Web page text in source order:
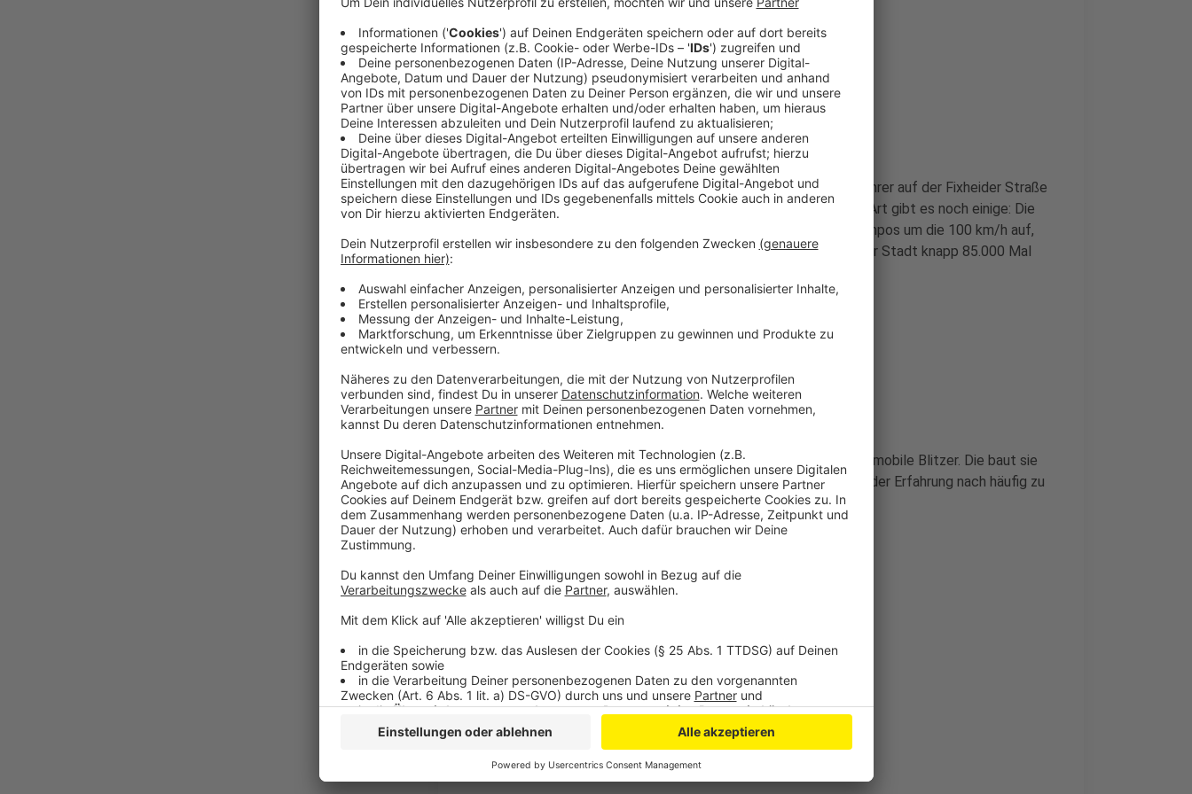
Anzeige
Verstöße
Anzeige
Mit fast 170 km/h durch die Siebzigerzone. Das hat einen Autofahrer auf der Fixheider Straße
700 Euro und erstmal seinen Führerschein gekostet. Fälle dieser Art gibt es noch einige: Die
Stadt listet in ihrer Blitzerbilanz gleich mehrere Verstöße mit Tempos um die 100 km/h auf,
teils in der Dreißigerzone. Insgesamt wurde letztes Jahr in unserer Stadt knapp 85.000 Mal
Anzeige
Mobile und feste Blitzer
Anzeige
Neben den fest montierten hat die Stadt auch insgesamt sieben mobile Blitzer. Die baut sie
zum Beispiel an Kitas oder Schulen auf. Aber auch an Stellen, wo der Erfahrung nach häufig zu
schnell gefahren wird.
Anzeige
Weitere Meldungen aus Leverkusen
Anzeige
Unfall auf der A3 mit drei Verletzten
Schule an der Wupper könnte nach Rheindorf umziehen
Schotterparkplatz in Opladen wird gesperrt